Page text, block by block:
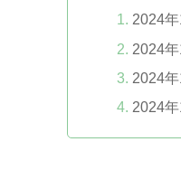
2024
2024
2024
2024